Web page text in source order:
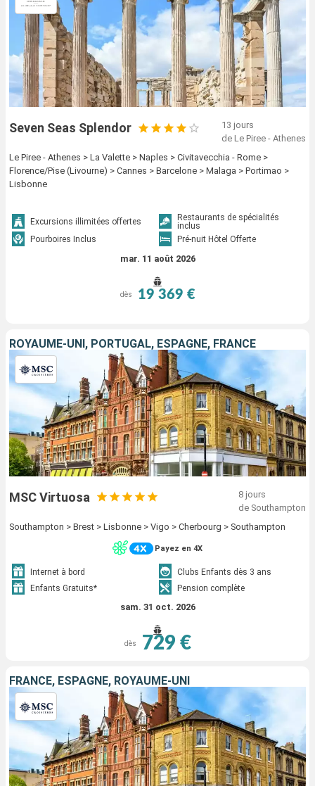
Seven Seas Splendor
13 jours
de Le Piree - Athenes
Le Piree - Athenes > La Valette > Naples > Civitavecchia - Rome >
Florence/Pise (Livourne) > Cannes > Barcelone > Malaga > Portimao >
Lisbonne
Excursions illimitées offertes
Restaurants de spécialités
inclus
Pourboires Inclus
Pré-nuit Hôtel Offerte
mar. 11 août 2026
dès 19 369 €
ROYAUME-UNI, PORTUGAL, ESPAGNE, FRANCE
MSC Virtuosa
8 jours
de Southampton
Southampton > Brest > Lisbonne > Vigo > Cherbourg > Southampton
Payez en 4X
Internet à bord
Clubs Enfants dès 3 ans
Enfants Gratuits*
Pension complète
sam. 31 oct. 2026
dès 729 €
FRANCE, ESPAGNE, ROYAUME-UNI